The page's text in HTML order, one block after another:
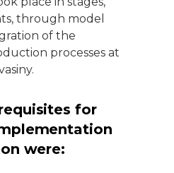
through model
of the
processes at
for
were: